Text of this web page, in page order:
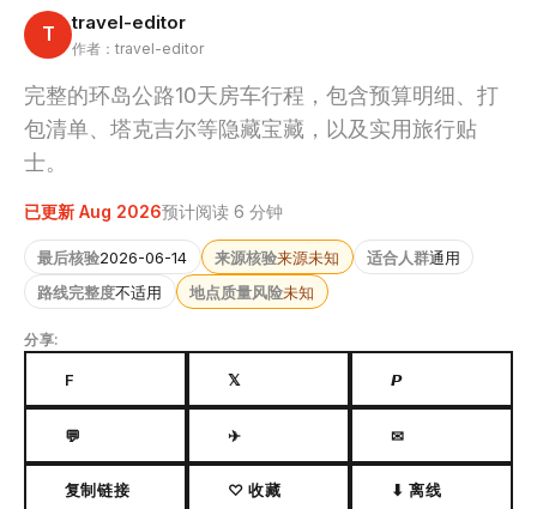
T travel-editor
作者：travel-editor
完整的环岛公路10天房车行程，包含预算明细、打
包清单、塔克吉尔等隐藏宝藏，以及实用旅行贴
士。
已更新 Aug 2026预计阅读 6 分钟
最后核验2026-06-14 来源核验来源未知 适合人群通用
路线完整度不适用 地点质量风险未知
分享:
F 𝕏 𝙋
💬 ✈ ✉
复制链接 ♡ 收藏 ⬇ 离线